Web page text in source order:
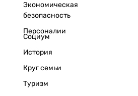
Экономическая
безопасность
Персоналии
Социум
История
Круг семьи
Туризм